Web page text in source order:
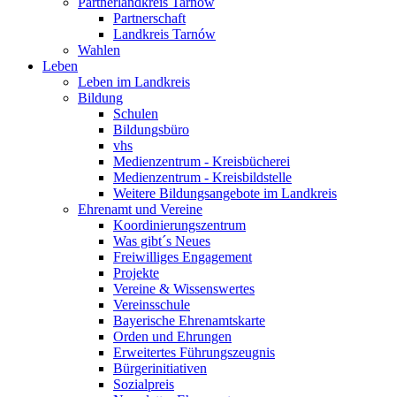
Partnerschaft
Landkreis Tarnów
Wahlen
Leben
Leben im Landkreis
Bildung
Schulen
Bildungsbüro
vhs
Medienzentrum - Kreisbücherei
Medienzentrum - Kreisbildstelle
Weitere Bildungsangebote im Landkreis
Ehrenamt und Vereine
Koordinierungszentrum
Was gibt´s Neues
Freiwilliges Engagement
Projekte
Vereine & Wissenswertes
Vereinsschule
Bayerische Ehrenamtskarte
Orden und Ehrungen
Erweitertes Führungszeugnis
Bürgerinitiativen
Sozialpreis